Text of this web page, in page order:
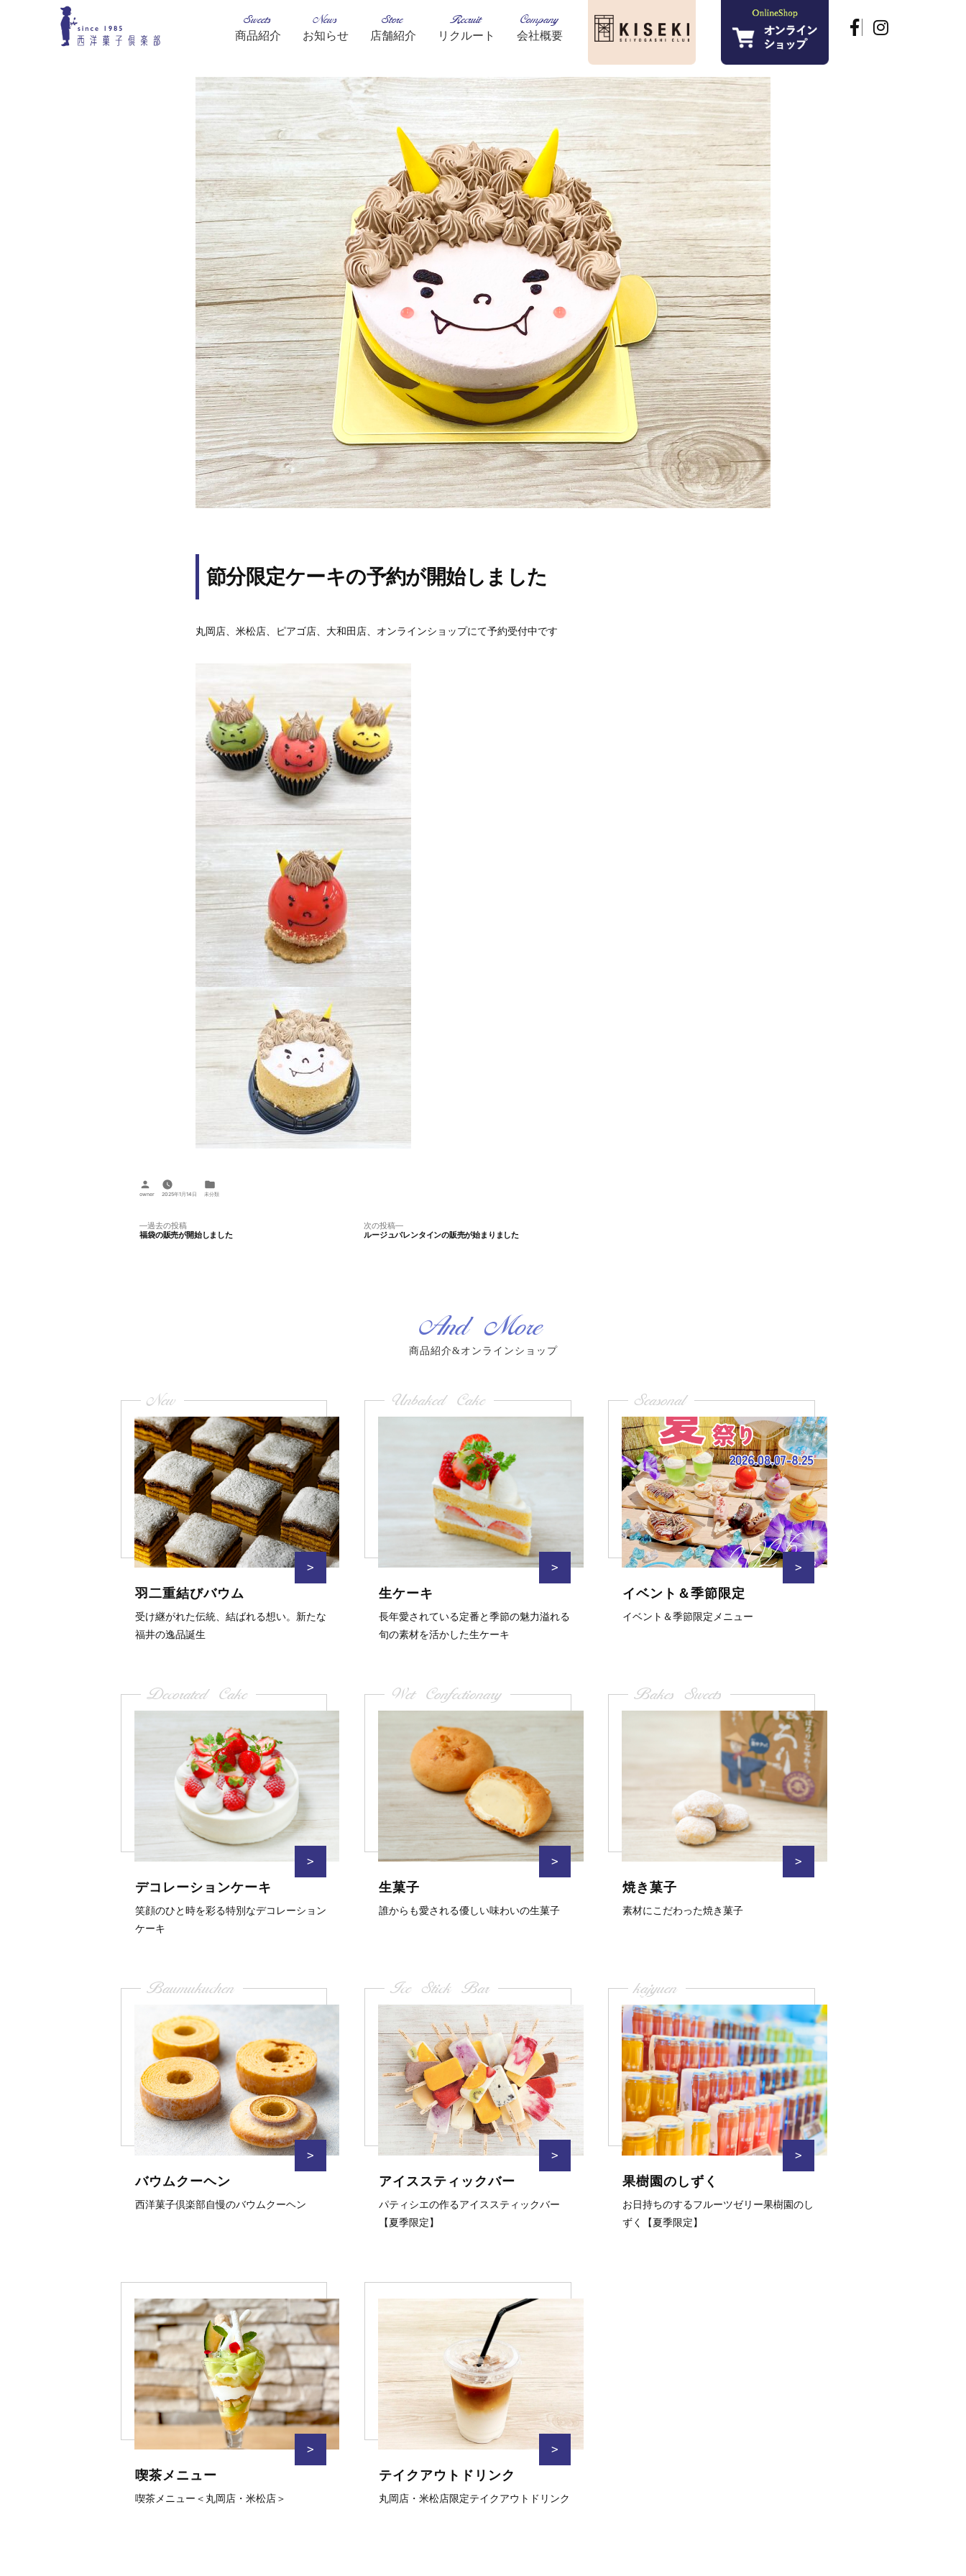
Sweets
商品紹介
News
お知らせ
Store
店舗紹介
Recruit
リクルート
Company
会社概要
節分限定ケーキの予約が開始しました
丸岡店、米松店、ピアゴ店、大和田店、オンラインショップにて予約受付中です
owner 2025年1月14日
テ
未分類
過去の投稿過
去
福袋の販売が開始しました
次の投稿
次
の
ルージュバレンタインの販売が始まりました
And More
商品紹介&オンラインショップ
New
>
羽二重結びバウム
受け継がれた伝統、結ばれる想い。新たな
福井の逸品誕生
Unbaked Cake
>
生ケーキ
長年愛されている定番と季節の魅力溢れる
旬の素材を活かした生ケーキ
Seasonal
>
イベント＆季節限定
イベント＆季節限定メニュー
Decorated Cake
>
デコレーションケーキ
笑顔のひと時を彩る特別なデコレーション
ケーキ
Wet Confectionary
>
生菓子
誰からも愛される優しい味わいの生菓子
Bakes Sweets
>
焼き菓子
素材にこだわった焼き菓子
Baumukuchen
>
バウムクーヘン
西洋菓子倶楽部自慢のバウムクーヘン
Ice Stick Bar
>
アイススティックバー
パティシエの作るアイススティックバー
【夏季限定】
kajyuen
>
果樹園のしずく
お日持ちのするフルーツゼリー果樹園のし
ずく【夏季限定】
>
喫茶メニュー
喫茶メニュー＜丸岡店・米松店＞
>
テイクアウトドリンク
丸岡店・米松店限定テイクアウトドリンク